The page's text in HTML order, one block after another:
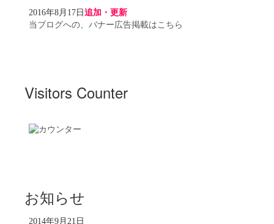
2016年8月17日 追加・更新
当ブログへの、バナー広告掲載はこちら
Visitors Counter
お知らせ
2014年9月21日